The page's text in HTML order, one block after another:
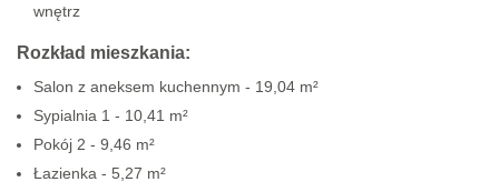
wnętrz
Rozkład mieszkania:
Salon z aneksem kuchennym - 19,04 m²
Sypialnia 1 - 10,41 m²
Pokój 2 - 9,46 m²
Łazienka - 5,27 m²